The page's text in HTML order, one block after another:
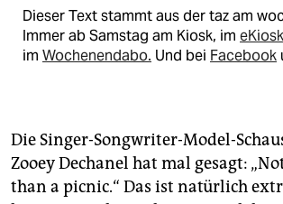
Dieser Text stammt aus der taz am
Immer ab Samstag am Kiosk, im eKiosk
im Wochenendabo. Und bei Facebook
Die Singer-Songwriter-Model-
Zooey Dechanel hat mal gesagt:
than a picnic.“ Das ist natürlich